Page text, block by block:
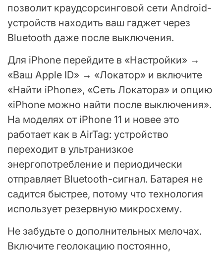
позволит краудсорсинговой сети Android-
устройств находить ваш гаджет через
Bluetooth даже после выключения.
Для iPhone перейдите в «Настройки» →
«Ваш Apple ID» → «Локатор» и включите
«Найти iPhone», «Сеть Локатора» и опцию
«iPhone можно найти после выключения».
На моделях от iPhone 11 и новее это
работает как в AirTag: устройство
переходит в ультранизкое
энергопотребление и периодически
отправляет Bluetooth-сигнал. Батарея не
садится быстрее, потому что технология
использует резервную микросхему.
Не забудьте о дополнительных мелочах.
Включите геолокацию постоянно,